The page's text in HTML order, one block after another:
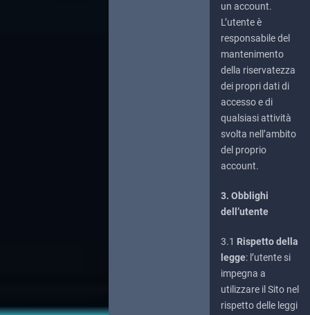
un account.
L’utente è
responsabile del
mantenimento
della riservatezza
dei propri dati di
accesso e di
qualsiasi attività
svolta nell’ambito
del proprio
account.
3. Obblighi
dell’utente
3.1 Rispetto della
legge: l’utente si
impegna a
utilizzare il Sito nel
rispetto delle leggi